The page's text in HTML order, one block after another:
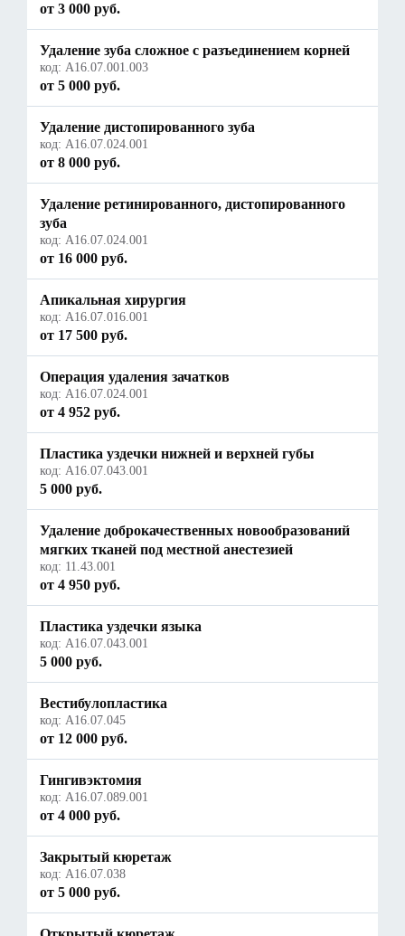
от 3 000 руб.
Удаление зуба сложное с разъединением корней
код: А16.07.001.003
от 5 000 руб.
Удаление дистопированного зуба
код: A16.07.024.001
от 8 000 руб.
Удаление ретинированного, дистопированного
зуба
код: A16.07.024.001
от 16 000 руб.
Апикальная хирургия
код: А16.07.016.001
от 17 500 руб.
Операция удаления зачатков
код: A16.07.024.001
от 4 952 руб.
Пластика уздечки нижней и верхней губы
код: А16.07.043.001
5 000 руб.
Удаление доброкачественных новообразований
мягких тканей под местной анестезией
код: 11.43.001
от 4 950 руб.
Пластика уздечки языка
код: А16.07.043.001
5 000 руб.
Вестибулопластика
код: A16.07.045
от 12 000 руб.
Гингивэктомия
код: A16.07.089.001
от 4 000 руб.
Закрытый кюретаж
код: A16.07.038
от 5 000 руб.